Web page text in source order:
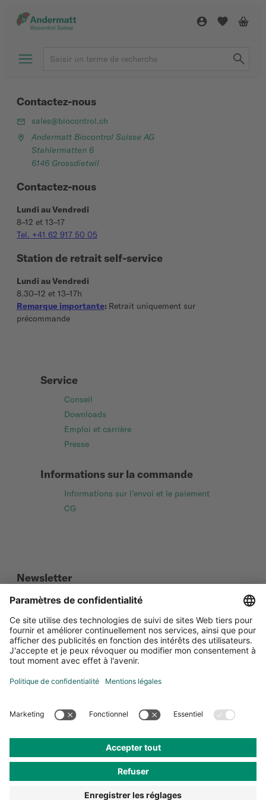
Service
Conseil
Downloads
Emploi et carrière
Presse
Informations sur la commande
Informations sur l’envoi et le paiement
CG
Newsletter
Social Media
Certifications
Contactez-nous
sales@biocontrol.ch
Andermatt Biocontrol Suisse AG
Stahlermatten 6
6146 Grossdietwil
Contactez-nous
Lundi au Vendredi
8–12 et 13–17
Tel. +41 62 917 50 05
Station de retrait self-service
Lundi au Vendredi
8.30–12 et 13–17h
Remarque importante: Retrait uniquement sur
précommande
Paramètres de confidentialité Protection de données